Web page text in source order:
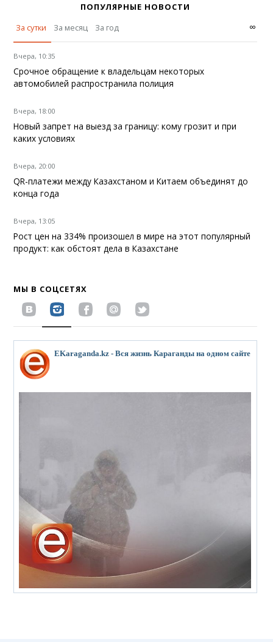
ПОПУЛЯРНЫЕ НОВОСТИ
За сутки
За месяц За год ∞
Вчера, 10:35
Срочное обращение к владельцам некоторых
автомобилей распространила полиция
Вчера, 18:00
Новый запрет на выезд за границу: кому грозит и при
каких условиях
Вчера, 20:00
QR-платежи между Казахстаном и Китаем объединят до
конца года
Вчера, 13:05
Рост цен на 334% произошел в мире на этот популярный
продукт: как обстоят дела в Казахстане
МЫ В СОЦСЕТЯХ
EKaraganda.kz - Вся жизнь Караганды на одном сайте